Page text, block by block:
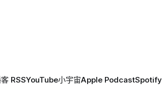
RSSYouTube小宇宙Apple PodcastSpotify